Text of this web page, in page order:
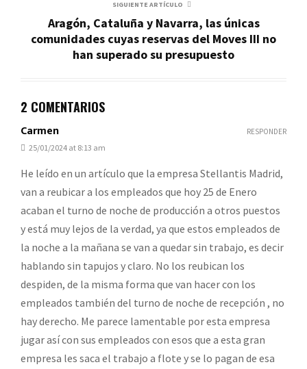
SIGUIENTE ARTÍCULO
Aragón, Cataluña y Navarra, las únicas
comunidades cuyas reservas del Moves III no
han superado su presupuesto
2 COMENTARIOS
Carmen
25/01/2024 at 8:13 am
He leído en un artículo que la empresa Stellantis Madrid,
van a reubicar a los empleados que hoy 25 de Enero
acaban el turno de noche de producción a otros puestos
y está muy lejos de la verdad, ya que estos empleados de
la noche a la mañana se van a quedar sin trabajo, es decir
hablando sin tapujos y claro. No los reubican los
despiden, de la misma forma que van hacer con los
empleados también del turno de noche de recepción , no
hay derecho. Me parece lamentable por esta empresa
jugar así con sus empleados con esos que a esta gran
empresa les saca el trabajo a flote y se lo pagan de esa
RESPONDER